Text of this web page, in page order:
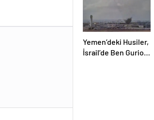
Yemen’deki Husiler,
İsrail’de Ben Gurion